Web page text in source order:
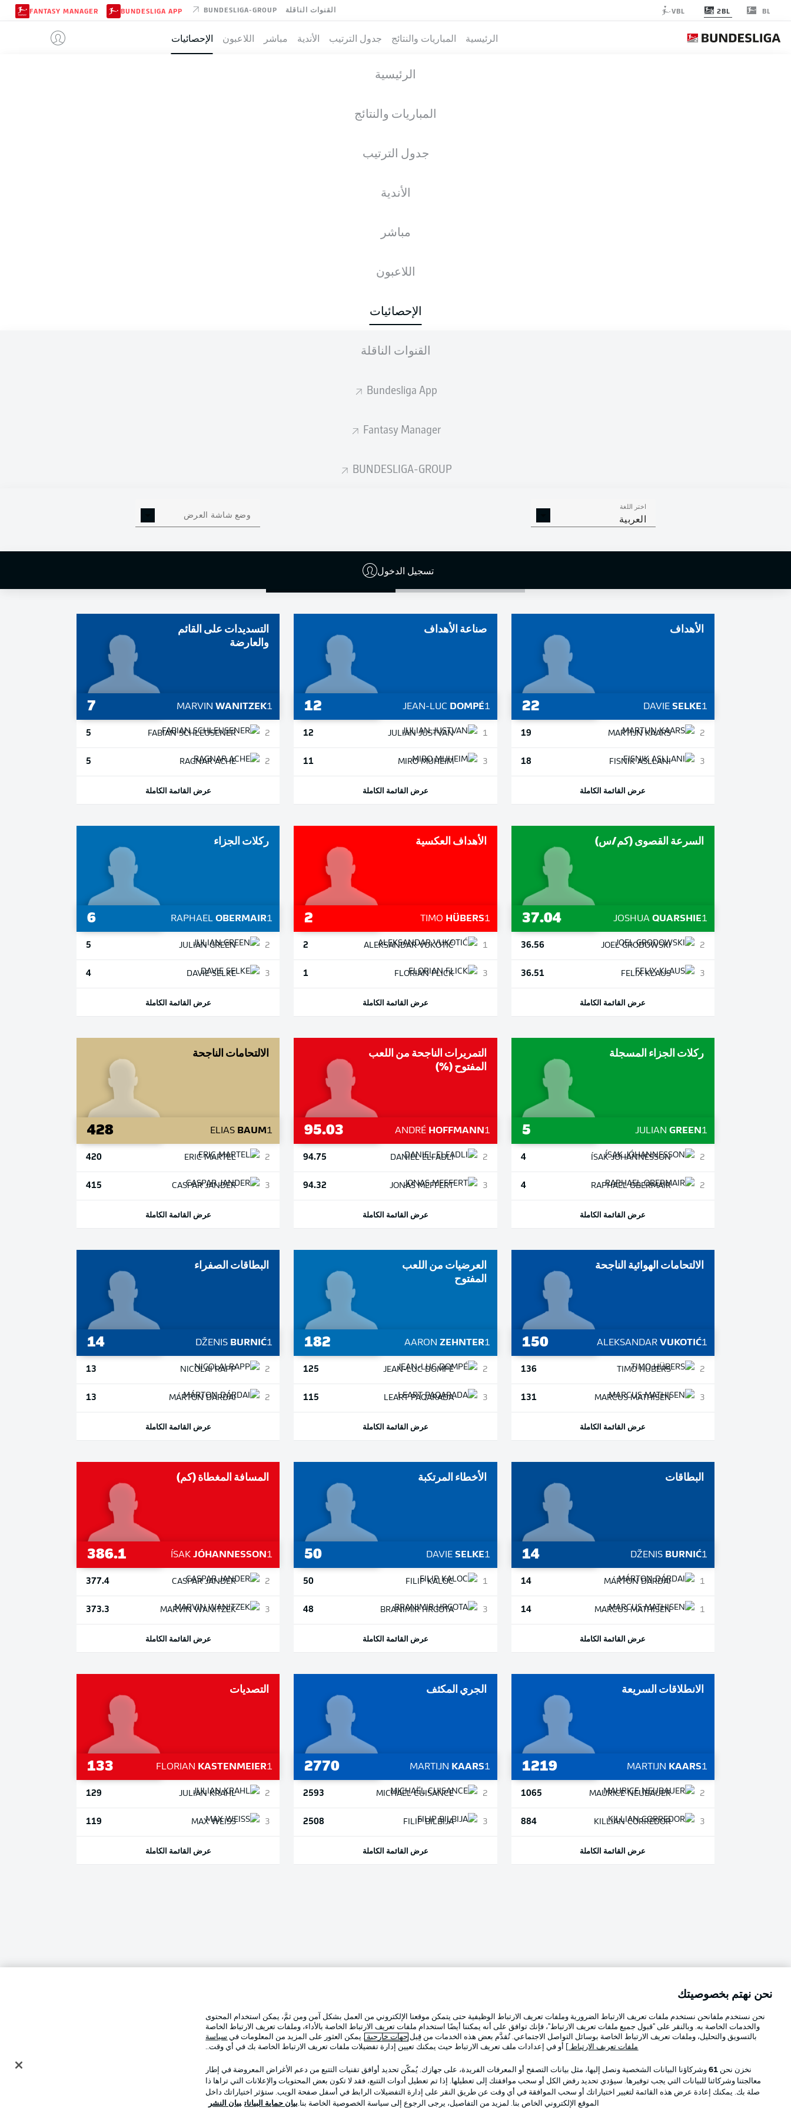
BL
2BL
VBL القنوات الناقلة BUNDESLIGA-GROUP
BUNDESLIGA APP
FANTASY MANAGER
الرئيسية المباريات والنتائج جدول الترتيب الأندية مباشر اللاعبون الإحصائيات
الرئيسية
المباريات والنتائج
جدول الترتيب
الأندية
مباشر
اللاعبون
الإحصائيات
القنوات الناقلة
Bundesliga App
Fantasy Manager
BUNDESLIGA-GROUP
اختر اللغة
العربية وضع شاشة العرض
تسجيل الدخول
MARTIJNKAARS
تحميل المزيد
الأهداف
1
DAVIE SELKE
22
2
MARTIJN KAARS
19
3
FISNIKASLLANI
18
عرض القائمة الكاملة
صناعة الأهداف
1
JEAN-LUC DOMPÉ
12
1
JULIANJUSTVAN
12
3
MIROMUHEIM
11
عرض القائمة الكاملة
التسديدات على القائم
والعارضة
1
MARVIN WANITZEK
7
2
FABIANSCHLEUSENER
5
2
RAGNARACHE
5
عرض القائمة الكاملة
السرعة القصوى (كم/س)
1
JOSHUA QUARSHIE
37.04
2
JOELGRODOWSKI
36.56
3
FELIXKLAUS
36.51
عرض القائمة الكاملة
الأهداف العكسية
1
TIMO HÜBERS
2
1
ALEKSANDARVUKOTIĆ
2
3
FLORIANFLICK
1
عرض القائمة الكاملة
ركلات الجزاء
1
RAPHAEL OBERMAIR
6
2
JULIANGREEN
5
3
DAVIESELKE
4
عرض القائمة الكاملة
ركلات الجزاء المسجلة
1
JULIAN GREEN
5
2
ÍSAKJÓHANNESSON
4
2
RAPHAELOBERMAIR
4
عرض القائمة الكاملة
التمريرات الناجحة من اللعب
المفتوح (%)
1
ANDRÉHOFFMANN
95.03
2
DANIELELFADLI
94.75
3
JONASMEFFERT
94.32
عرض القائمة الكاملة
الالتحامات الناجحة
1
ELIAS BAUM
428
2
ERICMARTEL
420
3
CASPARJANDER
415
عرض القائمة الكاملة
الالتحامات الهوائية الناجحة
1
ALEKSANDAR VUKOTIĆ
150
2
TIMOHÜBERS
136
3
MARCUSMATHISEN
131
عرض القائمة الكاملة
العرضيات من اللعب
المفتوح
1
AARON ZEHNTER
182
2
JEAN-LUCDOMPÉ
125
3
LEARTPAQARADA
115
عرض القائمة الكاملة
البطاقات الصفراء
1
DŽENIS BURNIĆ
14
2
NICOLAIRAPP
13
2
MÁRTON DÁRDAI
13
عرض القائمة الكاملة
البطاقات
1
DŽENIS BURNIĆ
14
1
MÁRTON DÁRDAI
14
1
MARCUSMATHISEN
14
عرض القائمة الكاملة
الأخطاء المرتكبة
1
DAVIESELKE
50
1
FILIPKALOC
50
3
BRANIMIRHRGOTA
48
عرض القائمة الكاملة
المسافة المغطاة (كم)
1
ÍSAK JÓHANNESSON
386.1
2
CASPARJANDER
377.4
3
MARVINWANITZEK
373.3
عرض القائمة الكاملة
الانطلاقات السريعة
1
MARTIJN KAARS
1219
2
MAURICENEUBAUER
1065
3
KILLIANCORREDOR
884
عرض القائمة الكاملة
الجري المكثف
1
MARTIJN KAARS
2770
2
MICHAËLCUISANCE
2593
3
FILIPBILBIJA
2508
عرض القائمة الكاملة
التصديات
1
FLORIAN KASTENMEIER
133
2
JULIANKRAHL
129
3
MAXWEISS
119
عرض القائمة الكاملة
نحن نهتم بخصوصيتك
نحن نستخدم ملفانحن نستخدم ملفات تعريف الارتباط الضرورية وملفات تعريف الارتباط الوظيفية حتى يتمكن موقعنا الإلكتروني من العمل بشكل آمن ومن ثمَّ، يمكن استخدام المحتوى
والخدمات الخاصة به. وبالنقر على "قبول جميع ملفات تعريف الارتباط"، فإنك توافق على أنه يمكننا أيضًا استخدام ملفات تعريف الارتباط الخاصة بالأداء، وملفات تعريف الارتباط الخاصة
بالتسويق والتحليل، وملفات تعريف الارتباط الخاصة بوسائل التواصل الاجتماعي. تُقدَّم بعض هذه الخدمات من قِبل جهات خارجية . يمكن العثور على المزيد من المعلومات في سياسة
ملفات تعريف الارتباط
] أو في إعدادات ملف تعريف الارتباط حيث يمكنك تعيين إدارة تفضيلات ملفات تعريف الارتباط الخاصة بك في أي وقت..
نخزن نحن 61وشركاؤنا البيانات الشخصية ونصل إليها، مثل بيانات التصفح أو المعرفات الفريدة، على جهازك. يُمكّن تحديد أوافق تقنيات التتبع من دعم الأغراض المعروضة في إطار
معالجتنا وشركائنا للبيانات التي يجب توفيرها. سيؤدي تحديد رفض الكل أو سحب موافقتك إلى تعطيلها. إذا تم تعطيل أدوات التتبع، فقد لا تكون بعض المحتويات والإعلانات التي تراها ذا
صلة بك. يمكنك إعادة عرض هذه القائمة لتغيير اختياراتك أو سحب الموافقة في أي وقت عن طريق النقر على إدارة التفضيلات الرابط في أسفل صفحة الويب. ستؤثر اختياراتك داخل
الموقع الإلكتروني الخاص بنا. لمزيد من التفاصيل، يرجى الرجوع إلى سياسة الخصوصية الخاصة بنا.بيان حماية البيانات بيان النشر